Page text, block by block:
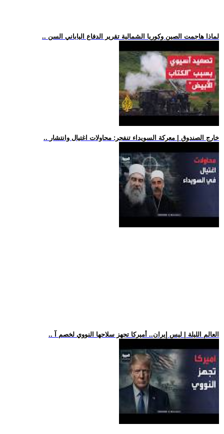
.. لماذا هاجمت الصين وكوريا الشمالية تقرير الدفاع الياباني السن
.. خارج الصندوق | معركة السويداء تنفجر: محاولات اغتيال وانتشار
.. العالم الليلة | ليس إيران.. أميركا تجهز سلاحها النووي لخصم آ